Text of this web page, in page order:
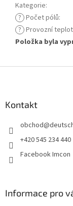
Kategorie:
? Počet pólů:
? Provozní
Položka byla
Kontakt
obchod@
+420 545 234 440
Facebook Imcon
Informace pro